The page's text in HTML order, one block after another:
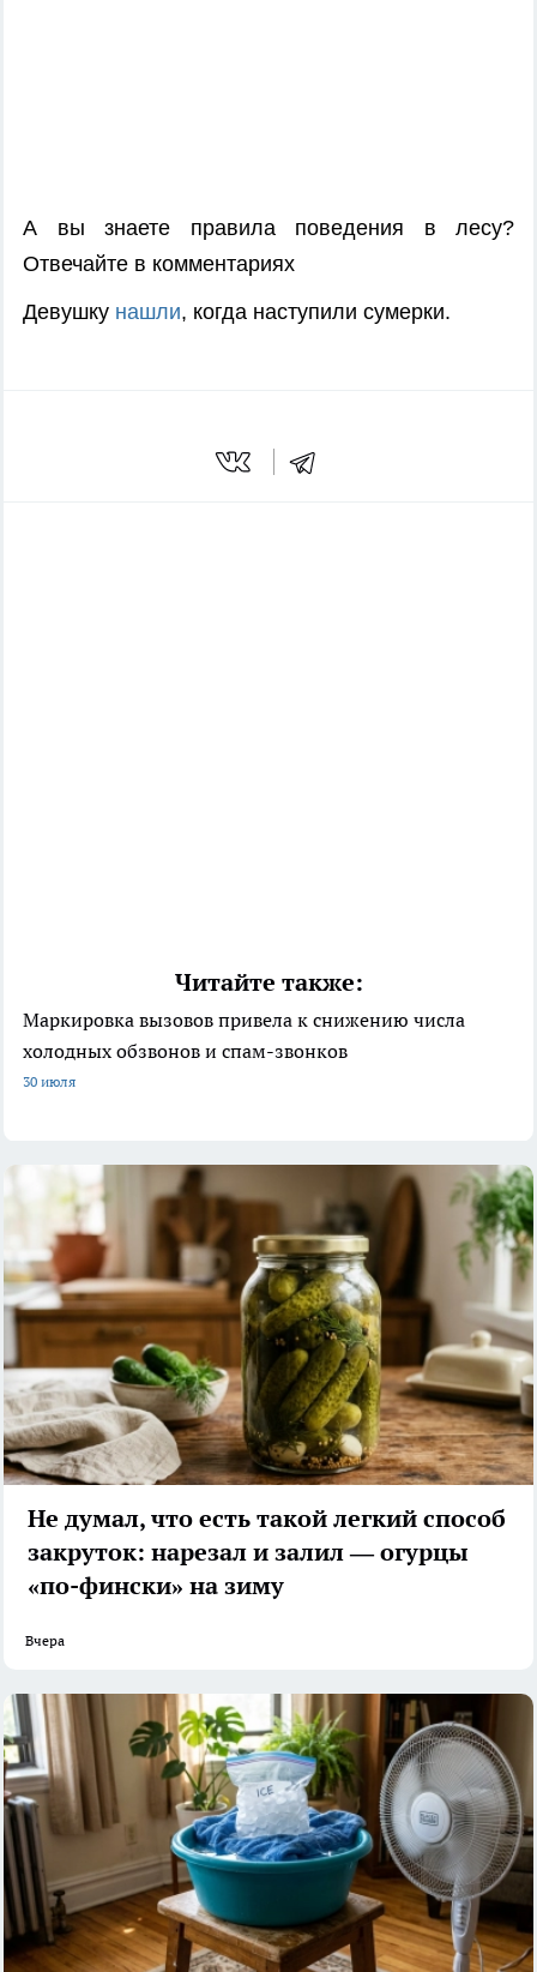
А вы знаете правила поведения в лесу?
Отвечайте в комментариях
Девушку нашли, когда наступили сумерки.
Читайте также:
Маркировка вызовов привела к снижению числа
холодных обзвонов и спам-звонков
30 июля
Не думал, что есть такой легкий способ
закруток: нарезал и залил — огурцы
«по-фински» на зиму
Вчера